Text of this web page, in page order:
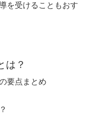
を受けることもおす
は？